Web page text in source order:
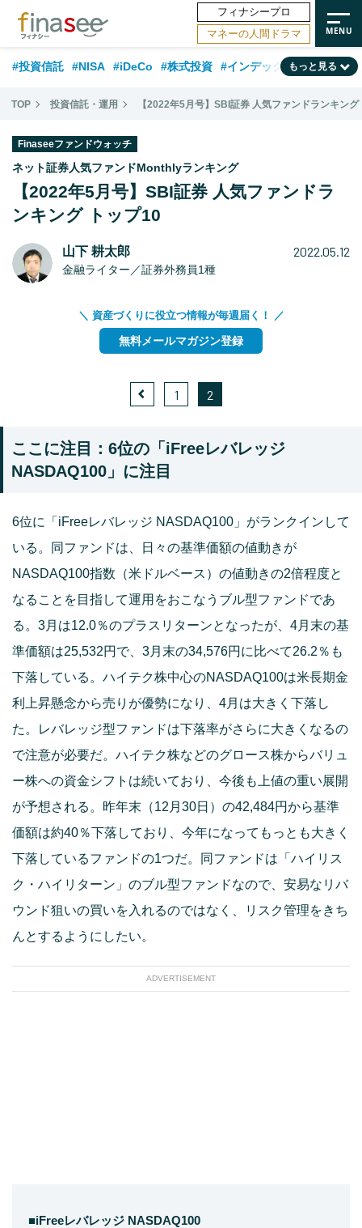
フィナシープロ
マネーの人間ドラマ
#投資信託 #NISA #iDeCo #株式投資 #インデックスファンド
#相談事例 #相続・贈与 #FP #新NISA #積立投資 #30代
#フィナンシャル・ウェルビーイング #企業型DC
#老後 #データ・調査 #金融用語解説 #話題の企業 #国内株式型
もっと見る
TOP 投資信託・運用 【2022年5月号】SBI証券 人気ファンドランキン
Finaseeファンドウォッチ
ネット証券人気ファンドMonthlyランキング
【2022年5月号】SBI証券 人気ファンドラ
ンキング トップ10
山下 耕太郎
金融ライター／証券外務員1種
2022.05.12
＼ 資産づくりに役立つ情報が毎週届く！ ／
無料メールマガジン登録
1 2
ここに注目：6位の「iFreeレバレッジ
NASDAQ100」に注目
6位に「iFreeレバレッジ NASDAQ100」がランクインして
いる。同ファンドは、日々の基準価額の値動きが
NASDAQ100指数（米ドルベース）の値動きの2倍程度と
なることを目指して運用をおこなうブル型ファンドであ
る。3月は12.0％のプラスリターンとなったが、4月末の基
準価額は25,532円で、3月末の34,576円に比べて26.2％も
下落している。ハイテク株中心のNASDAQ100は米長期金
利上昇懸念から売りが優勢になり、4月は大きく下落し
た。レバレッジ型ファンドは下落率がさらに大きくなるの
で注意が必要だ。ハイテク株などのグロース株からバリュ
ー株への資金シフトは続いており、今後も上値の重い展開
が予想される。昨年末（12月30日）の42,484円から基準
価額は約40％下落しており、今年になってもっとも大きく
下落しているファンドの1つだ。同ファンドは「ハイリス
ク・ハイリターン」のブル型ファンドなので、安易なリバ
ウンド狙いの買いを入れるのではなく、リスク管理をきち
んとするようにしたい。
ADVERTISEMENT
■iFreeレバレッジ NASDAQ100